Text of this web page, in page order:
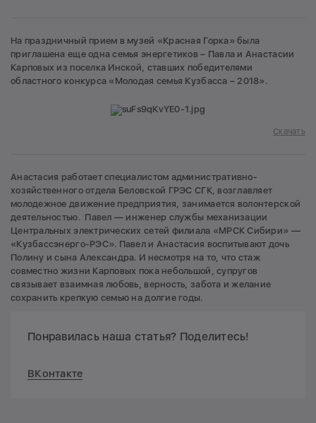
На праздничный прием в музей «Красная Горка» была
приглашена еще одна семья энергетиков – Павла и Анастасии
Карповых из поселка Инской, ставших победителями
областного конкурса «Молодая семья Кузбасса – 2018».
Скачать
Анастасия работает специалистом административно-
хозяйственного отдела Беловской ГРЭС СГК, возглавляет
молодежное движение предприятия, занимается волонтерской
деятельностью. Павел — инженер службы механизации
Центральных электрических сетей филиала «МРСК Сибири» —
«Кузбассэнерго-РЭС». Павел и Анастасия воспитывают дочь
Полину и сына Александра. И несмотря на то, что стаж
совместно жизни Карповых пока небольшой, супругов
связывает взаимная любовь, верность, забота и желание
сохранить крепкую семью на долгие годы.
Понравилась наша статья? Поделитесь!
ВКонтакте